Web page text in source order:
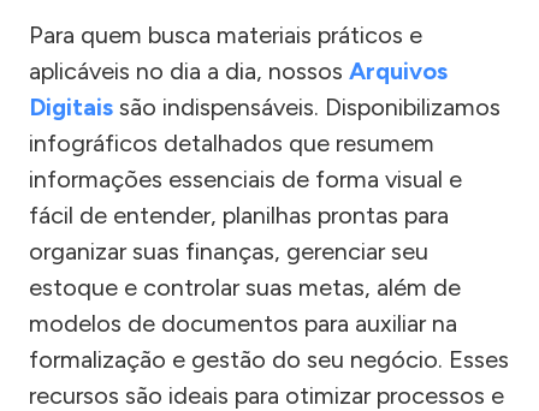
Para quem busca materiais práticos e
aplicáveis no dia a dia, nossos Arquivos
Digitais são indispensáveis. Disponibilizamos
infográficos detalhados que resumem
informações essenciais de forma visual e
fácil de entender, planilhas prontas para
organizar suas finanças, gerenciar seu
estoque e controlar suas metas, além de
modelos de documentos para auxiliar na
formalização e gestão do seu negócio. Esses
recursos são ideais para otimizar processos e